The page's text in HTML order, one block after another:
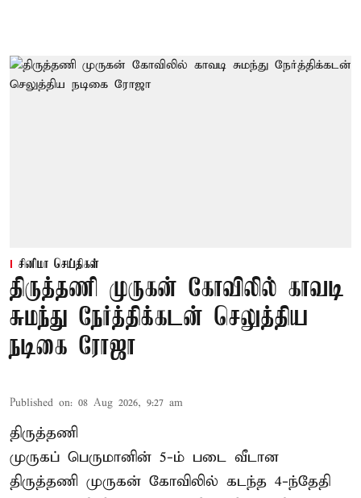
சினிமா செய்திகள்
திருத்தணி முருகன் கோவிலில் காவடி
சுமந்து நேர்த்திக்கடன் செலுத்திய
நடிகை ரோஜா
Published on: 08 Aug 2026, 9:27 am
திருத்தணி
முருகப் பெருமானின் 5-ம் படை வீடான
திருத்தணி முருகன் கோவிலில் கடந்த 4-ந்தேதி